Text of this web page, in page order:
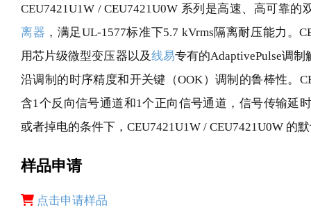
CEU7421U1W / CEU7421U0W 系列是高速、高可靠的
离器 ，满足UL-1577标准下5.7 kVrms隔离耐压能力。
用芯片级微型变压器以及线易专有的AdaptivePulse调
沿调制的时序精度和开关键（OOK）调制的鲁棒性。
含1个反向信号通道和1个正向信号通道，信号传输延
或者掉电的条件下，CEU7421U1W / CEU7421U0W 的
样品申请
点击申请样品